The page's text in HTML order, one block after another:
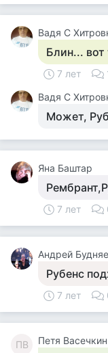
Вадя С
Блин...
7 лет
Вадя С
Может,
Яна Баштар
7 лет
Андрей
Рубенс
7 лет
ПВ Петя Васечкин